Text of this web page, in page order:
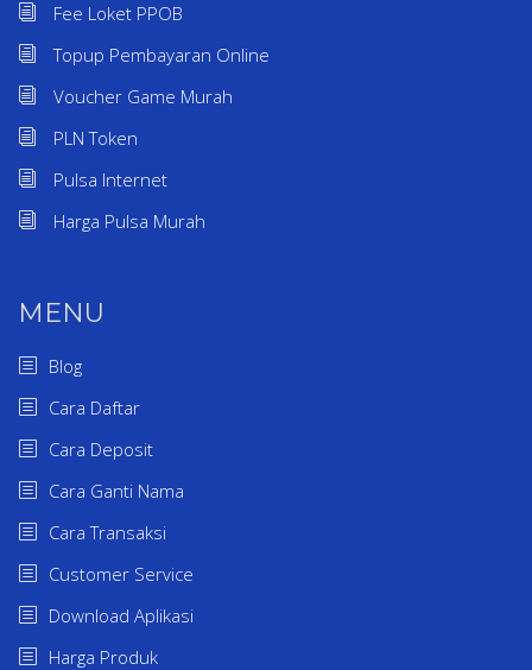
Fee Loket PPOB
Topup Pembayaran Online
Voucher Game Murah
PLN Token
Pulsa Internet
Harga Pulsa Murah
MENU
Blog
Cara Daftar
Cara Deposit
Cara Ganti Nama
Cara Transaksi
Customer Service
Download Aplikasi
Harga Produk